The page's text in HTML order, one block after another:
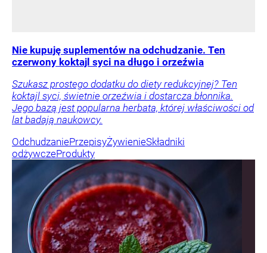
Nie kupuję suplementów na odchudzanie. Ten
czerwony koktajl syci na długo i orzeźwia
Szukasz prostego dodatku do diety redukcyjnej? Ten
koktajl syci, świetnie orzeźwia i dostarcza błonnika.
Jego bazą jest popularna herbata, której właściwości od
lat badają naukowcy.
OdchudzaniePrzepisyŻywienieSkładniki
odżywczeProdukty